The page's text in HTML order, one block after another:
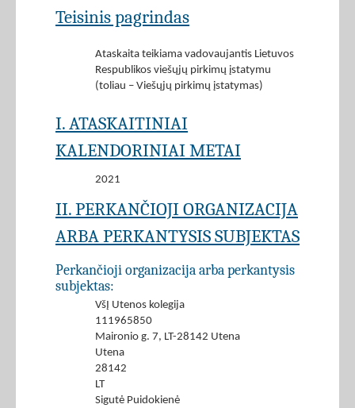
Teisinis pagrindas
Ataskaita teikiama vadovaujantis Lietuvos
Respublikos viešųjų pirkimų įstatymu
(toliau – Viešųjų pirkimų įstatymas)
I. ATASKAITINIAI
KALENDORINIAI METAI
2021
II. PERKANČIOJI ORGANIZACIJA
ARBA PERKANTYSIS SUBJEKTAS
Perkančioji organizacija arba perkantysis
subjektas:
VšĮ Utenos kolegija
111965850
Maironio g. 7, LT-28142 Utena
Utena
28142
LT
Sigutė Puidokienė